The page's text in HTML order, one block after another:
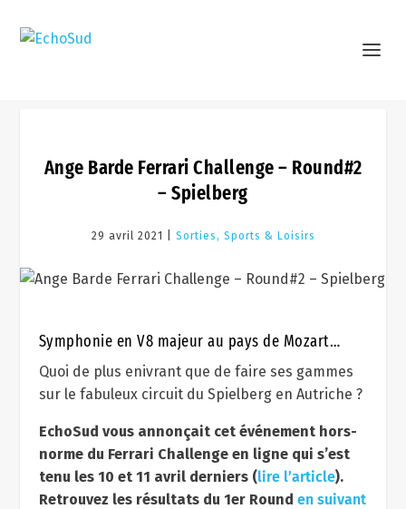
Ange Barde Ferrari Challenge – Round#2
– Spielberg
29 avril 2021 | Sorties, Sports & Loisirs
Symphonie en V8 majeur au pays de Mozart…
Quoi de plus enivrant que de faire ses gammes
sur le fabuleux circuit du Spielberg en Autriche ?​
EchoSud vous annonçait cet événement hors-
norme du Ferrari Challenge en ligne qui s’est
tenu les 10 et 11 avril derniers (lire l’article).
Retrouvez les résultats du 1er Round en suivant